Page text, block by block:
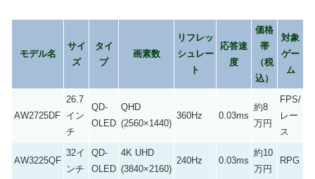
モデル名
サイ
ズ
タイ
プ
画素数
リフレッ
シュレー
ト
応答速
度
価格
帯
（税
込）
対象
ゲー
ム
AW2725DF
26.7
イン
チ
QD-
OLED
QHD
(2560×1440)
360Hz 0.03ms
約8
万円
FPS/
レー
ス
AW3225QF
32イ
ンチ
QD-
OLED
4K UHD
(3840×2160)
240Hz 0.03ms
約10
万円
RPG